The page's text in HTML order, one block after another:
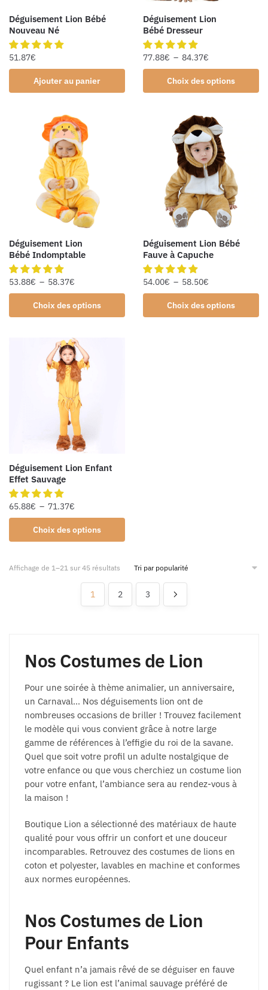
Déguisement Lion Bébé
Nouveau Né
51.87€
Ajouter au panier
Déguisement Lion
Bébé Dresseur
77.88€ – 84.37€
Choix des options
Déguisement Lion
Bébé Indomptable
53.88€ – 58.37€
Choix des options
Déguisement Lion Bébé
Fauve à Capuche
54.00€ – 58.50€
Choix des options
Déguisement Lion Enfant
Effet Sauvage
65.88€ – 71.37€
Choix des options
Affichage de 1–21 sur 45 résultats
1 2 3
Nos Costumes de Lion
Pour une soirée à thème animalier, un anniversaire,
un Carnaval… Nos déguisements lion ont de
nombreuses occasions de briller ! Trouvez facilement
le modèle qui vous convient grâce à notre large
gamme de références à l’effigie du roi de la savane.
Quel que soit votre profil un adulte nostalgique de
votre enfance ou que vous cherchiez un costume lion
pour votre enfant, l’ambiance sera au rendez-vous à
la maison !
Boutique Lion a sélectionné des matériaux de haute
qualité pour vous offrir un confort et une douceur
incomparables. Retrouvez des costumes de lions en
coton et polyester, lavables en machine et conformes
aux normes européennes.
Nos Costumes de Lion
Pour Enfants
Quel enfant n’a jamais rêvé de se déguiser en fauve
rugissant ? Le lion est l’animal sauvage préféré de